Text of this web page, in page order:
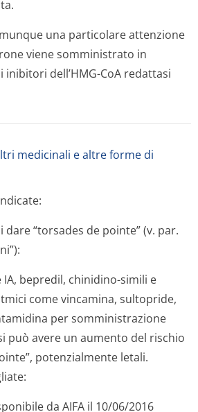
una particolare attenzione
viene somministrato in
inibitori dell’HMG-CoA redattasi
medicinali e altre forme di
dare “torsades de pointe” (v. par.
bepredil, chinidino-simili e
come vincamina, sultopride,
per somministrazione
può avere un aumento del rischio
potenzialmente letali.
da AIFA il 10/06/2016